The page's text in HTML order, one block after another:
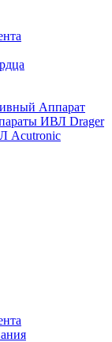
Аппарат
ИВЛ Drager
Acutronic